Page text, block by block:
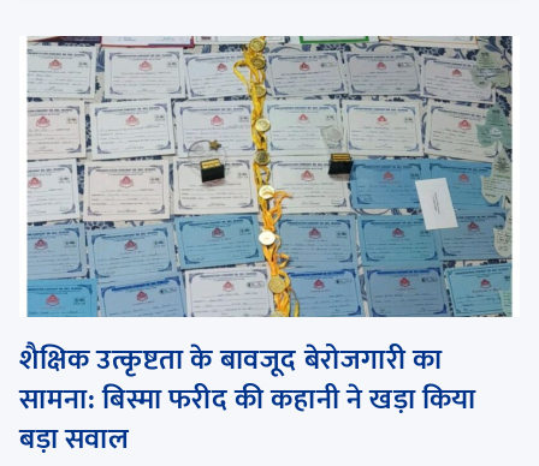
शैक्षिक उत्कृष्टता के बावजूद बेरोजगारी का
सामना: बिस्मा फरीद की कहानी ने खड़ा किया
बड़ा सवाल